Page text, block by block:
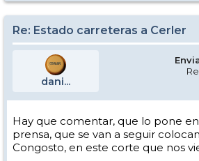
Re: Estado carreteras a Cerler
dani...
Hay que comentar, que lo pone
prensa, que se van a seguir
Congosto, en este corte que nos